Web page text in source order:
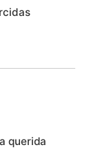
querida